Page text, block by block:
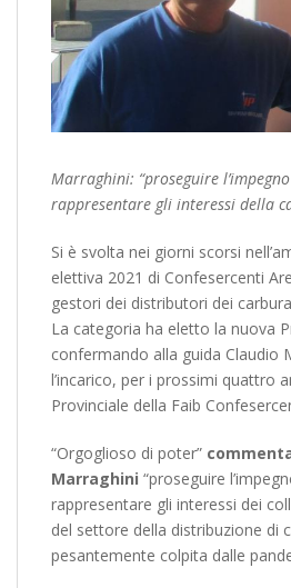
Marraghini: “proseguire
rappresentare gli interessi della
Si è svolta nei giorni scorsi
elettiva 2021 di Confesercenti
gestori dei distributori dei
La categoria ha eletto la nuova
confermando alla guida Claudio
l’incarico, per i prossimi quattro
Provinciale della Faib
“Orgoglioso di poter”
Marraghini “proseguire
rappresentare gli interessi dei
del settore della distribuzione di
pesantemente colpita dalle